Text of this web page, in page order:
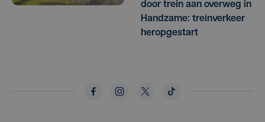
door trein aan overweg in
Handzame: treinverkeer
heropgestart